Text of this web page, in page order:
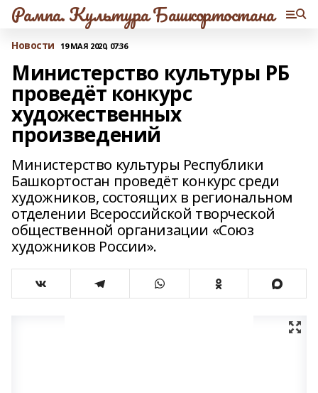
Рампа. Культура Башкортостана
Новости 19 МАЯ 2020, 07:36
Министерство культуры РБ
проведёт конкурс
художественных
произведений
Министерство культуры Республики
Башкортостан проведёт конкурс среди
художников, состоящих в региональном
отделении Всероссийской творческой
общественной организации «Союз
художников России».